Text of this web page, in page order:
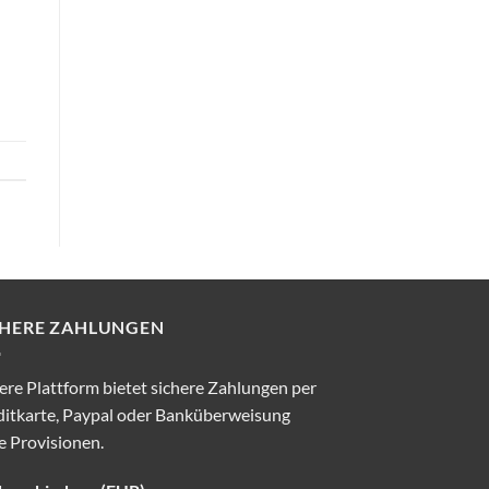
ZAHLUNGEN
Plattform bietet sichere Zahlungen per
Paypal oder Banküberweisung
Provisionen.